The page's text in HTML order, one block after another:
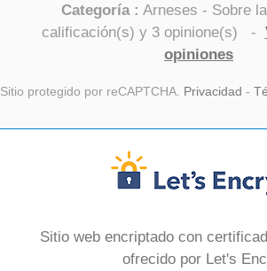
Categoría : Arneses - Sobre
calificación(s) y 3opinione(s) -
opiniones
Sitio protegido por reCAPTCHA. Privacidad -
Sitio web encriptado con
ofrecido por Let's